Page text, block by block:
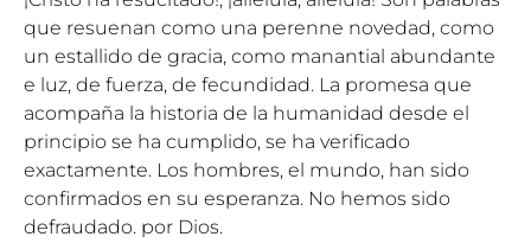
que resuenan como una perenne novedad, como
un estallido de gracia, como manantial abundante
e luz, de fuerza, de fecundidad. La promesa que
acompaña la historia de la humanidad desde el
principio se ha cumplido, se ha verificado
exactamente. Los hombres, el mundo, han sido
confirmados en su esperanza. No hemos sido
defraudado. por Dios.